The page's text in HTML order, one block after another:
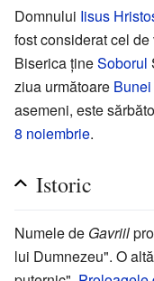
Domnului Iisus
fost considerat cel de
Biserica țineSoborul
ziua următoare
asemeni, este
8 noiembrie.
Istoric
Numele de Gavriil
lui Dumnezeu". O